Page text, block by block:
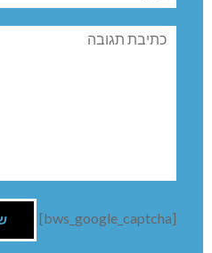
תגובה
[bws_google_captcha]